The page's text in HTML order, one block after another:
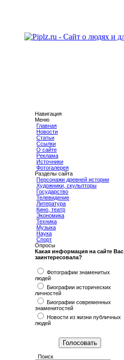
Навигация
Меню
Главная
Новости
Статьи
Ссылки
О сайте
Реклама
Источники
Фотогалерея
Разделы сайта
Персонажи древней истории
Художники, скульпторы
Государство
Телевидение
Литература
Кино, театр
Экономика
Техника
Музыка
Наука
Спорт
Опросы
Какая информация на сайте Вас
заинтересовала?
Фотографии знаменитых
людей
Биографии исторических
личностей
Биографии современных
знаменитостей
Новости из жизни публичных
людей
Поиск